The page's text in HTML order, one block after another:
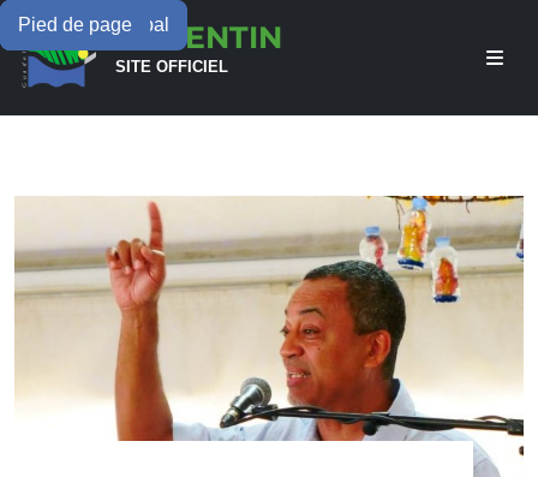
Menu principal
Contenu principal
Pied de pageLAMENTIN
SITE OFFICIEL